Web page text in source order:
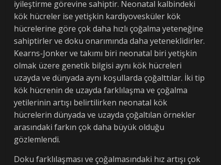
iyileştirme görevine sahiptir. Neonatal kalbindeki
kök hücreler ise yetişkin kardiyovesküler kök
hücrelerine göre çok daha hızlı çoğalma yeteneğine
sahiptirler ve doku onarımında daha yeteneklidirler.
Kearns-Jonker ve takımı biri neonatal biri yetişkin
olmak üzere genetik bilgisi aynı kök hücreleri
uzayda ve dünyada aynı koşullarda çoğalttılar. İki tip
kök hücrenin de uzayda farklılaşma ve çoğalma
yetilerinin artışı belirtilirken neonatal kök
hücrelerin dünyada ve uzayda çoğaltılan örnekler
arasındaki farkın çok daha büyük olduğu
gözlemlendi.
Doku farklılaşması ve çoğalmasındaki hız artışı çok